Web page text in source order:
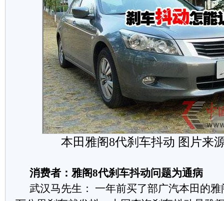
本田雅阁8代刹车抖动 图片来
消费者：雅阁8代刹车抖动问题为通病
武汉马先生：
一年前买了部广汽本田的雅